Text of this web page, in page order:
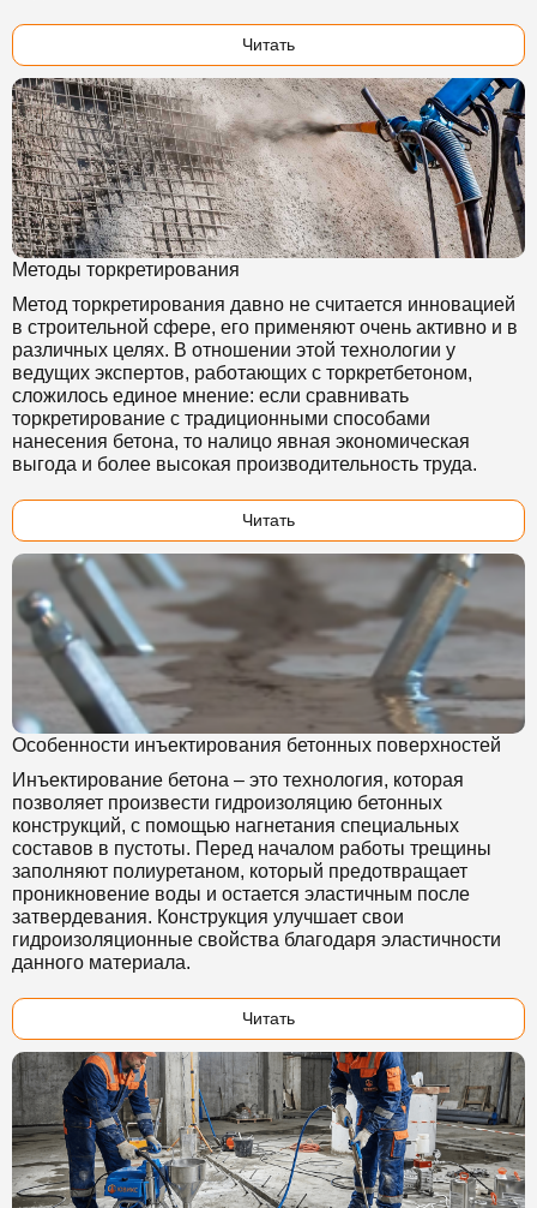
Читать
Методы торкретирования
Метод торкретирования давно не считается инновацией
в строительной сфере, его применяют очень активно и в
различных целях. В отношении этой технологии у
ведущих экспертов, работающих с торкретбетоном,
сложилось единое мнение: если сравнивать
торкретирование с традиционными способами
нанесения бетона, то налицо явная экономическая
выгода и более высокая производительность труда.
Читать
Особенности инъектирования бетонных поверхностей
Инъектирование бетона – это технология, которая
позволяет произвести гидроизоляцию бетонных
конструкций, с помощью нагнетания специальных
составов в пустоты. Перед началом работы трещины
заполняют полиуретаном, который предотвращает
проникновение воды и остается эластичным после
затвердевания. Конструкция улучшает свои
гидроизоляционные свойства благодаря эластичности
данного материала.
Читать